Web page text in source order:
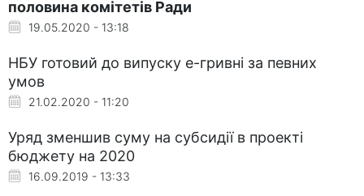
половина комітетів Ради
19.05.2020 - 13:18
НБУ готовий до випуску е-гривні за певних
умов
21.02.2020 - 11:20
Уряд зменшив суму на субсидії в проекті
бюджету на 2020
16.09.2019 - 13:33